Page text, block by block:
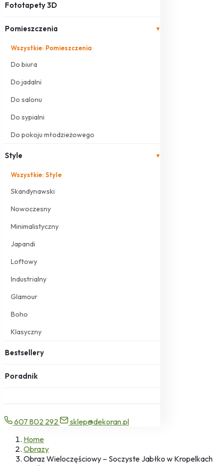
Fototapety 3D
Pomieszczenia ▾
Wszystkie: Pomieszczenia
Do biura
Do jadalni
Do salonu
Do sypialni
Do pokoju młodzieżowego
Style ▾
Wszystkie: Style
Skandynawski
Nowoczesny
Minimalistyczny
Japandi
Loftowy
Industrialny
Glamour
Boho
Klasyczny
Bestsellery
Poradnik
607 802 292
sklep@dekoran.pl
Home
Obrazy
Obraz Wieloczęściowy – Soczyste Jabłko w Kropelkach